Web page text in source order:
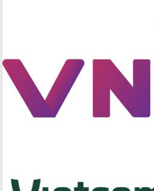
trương tái thiết cuộc sống người dân
sau thiên tai
Tập trung nâng cao chất lượng, tổ
chức sản xuất sầu riêng theo hướng
bền vững
Buôn Đăk Tuôr, xã Cư Pui